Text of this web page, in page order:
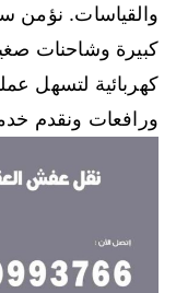
والقياسات. نؤمن
كبيرة وشاحنات
كهربائية لتسهل
ورافعات ونقدم